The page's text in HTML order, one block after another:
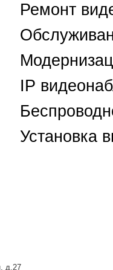
д.27
Ремонт
IP
Установка